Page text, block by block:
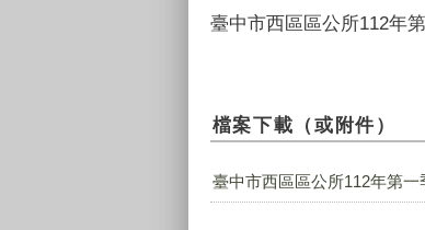
臺中市西區區公所112年
檔案下載（或附件）
臺中市西區區公所112年第